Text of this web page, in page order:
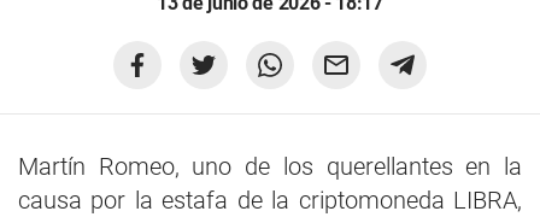
Martín Romeo, uno de los querellantes en la
causa por la estafa de la criptomoneda LIBRA,